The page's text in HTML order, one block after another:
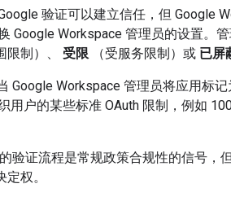
Google 验证可以建立信任，但 Google
Google Workspace 管理员的设置。
限制）、 受限 （受服务限制）或 已屏
Google Workspace 管理员将应用标记
用户的某些标准 OAuth 限制，例如
验证流程是常规政策合规性的信号，
权。